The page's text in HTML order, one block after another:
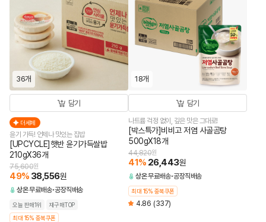
36개
담기
더세페
윤기 가득! 언제나 맛있는 집밥
[UPCYCLE]햇반 윤기가득쌀밥
210gX36개
75,600원
49% 38,556원
상온무료배송 공장직배송
오늘 판매1위
재구매TOP
최대 15% 중복쿠폰
18개
담기
나트륨 걱정 없이, 깊은 맛은 그대로!
[박스특가]비비고 저염 사골곰탕
500gX18개
44,820원
41% 26,443원
상온무료배송 공장직배송
최대 15% 중복쿠폰
4.86 (337)